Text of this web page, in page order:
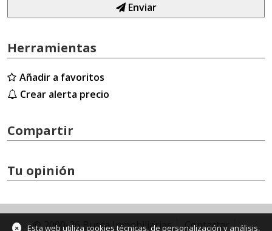
Enviar
Herramientas
Añadir a favoritos
Crear alerta precio
Compartir
Tu opinión
© 2000-26 Busca Inmobiliarias Contactar
× Esta web utiliza cookies técnicas, de personalización y análisis,